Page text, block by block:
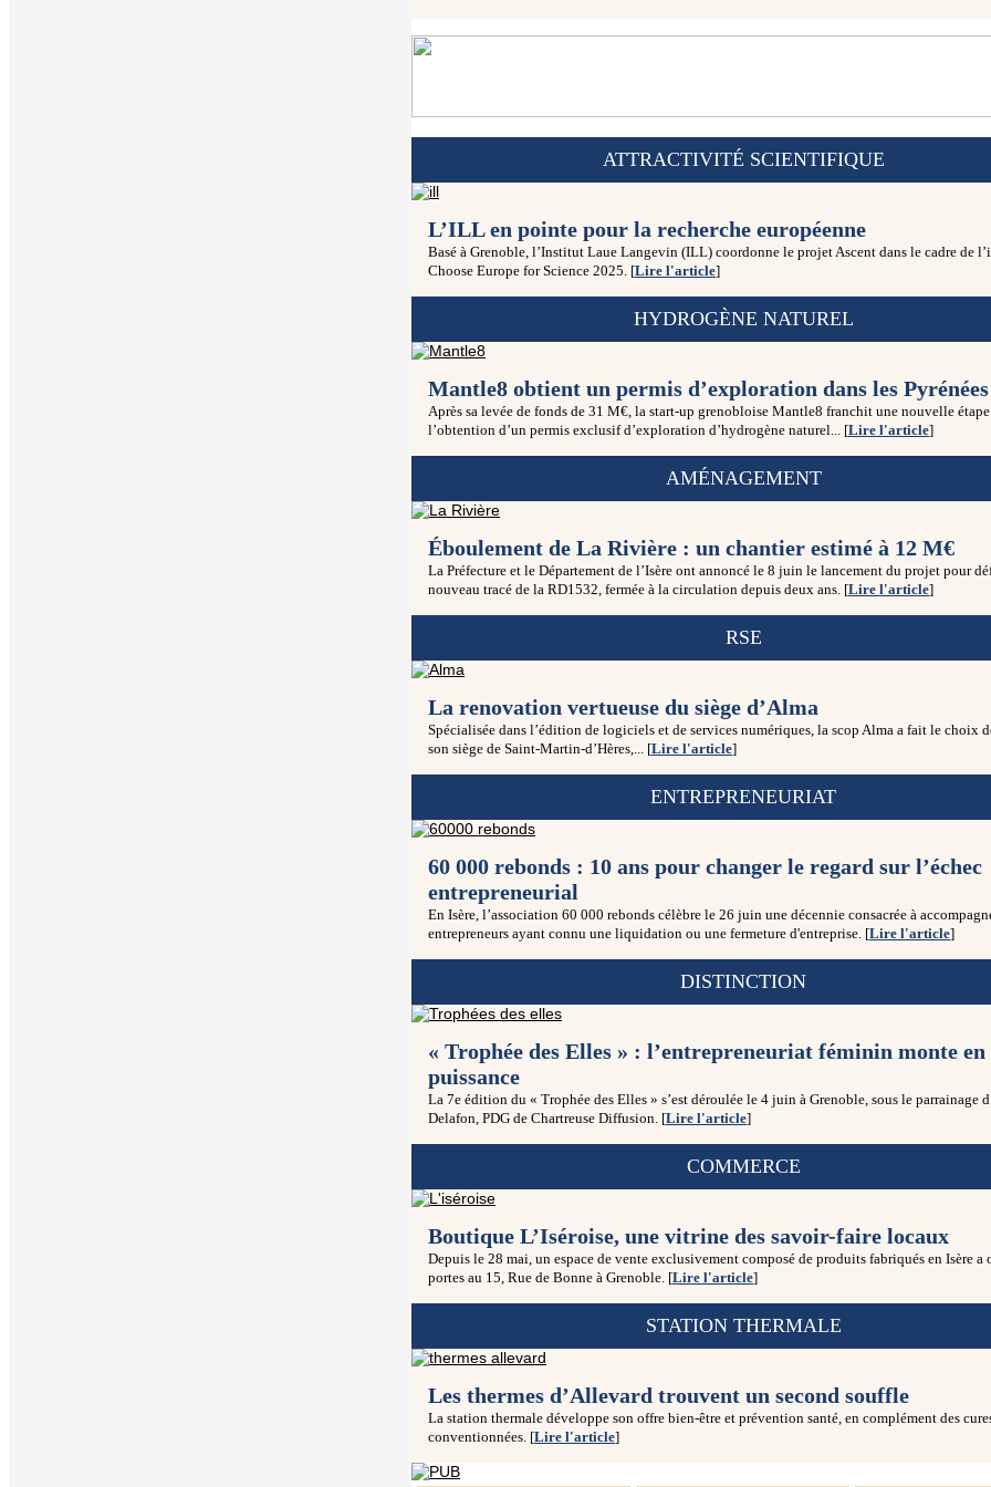
ATTRACTIVITÉ SCIENTIFIQUE
L’ILL en pointe pour la recherche européenne
Basé à Grenoble, l’Institut Laue Langevin (ILL) coordonne le projet Ascent dans le cadre de
Choose Europe for Science 2025. [Lire l'article]
HYDROGÈNE NATUREL
Mantle8 obtient un permis d’exploration dans les Pyrénées
Après sa levée de fonds de 31 M€, la start-up grenobloise Mantle8 franchit une nouvelle
l’obtention d’un permis exclusif d’exploration d’hydrogène naturel... [Lire l'article]
AMÉNAGEMENT
Éboulement de La Rivière : un chantier estimé à 12 M€
La Préfecture et le Département de l’Isère ont annoncé le 8 juin le lancement du projet pour
nouveau tracé de la RD1532, fermée à la circulation depuis deux ans. [Lire l'article]
RSE
La renovation vertueuse du siège d’Alma
Spécialisée dans l’édition de logiciels et de services numériques, la scop Alma a fait le choix
son siège de Saint-Martin-d’Hères,... [Lire l'article]
ENTREPRENEURIAT
60 000 rebonds : 10 ans pour changer le regard sur l’échec
entrepreneurial
En Isère, l’association 60 000 rebonds célèbre le 26 juin une décennie consacrée à
entrepreneurs ayant connu une liquidation ou une fermeture d'entreprise. [Lire l'article]
DISTINCTION
« Trophée des Elles » : l’entrepreneuriat féminin monte en
puissance
La 7e édition du « Trophée des Elles » s’est déroulée le 4 juin à Grenoble, sous le parrainage
Delafon, PDG de Chartreuse Diffusion. [Lire l'article]
COMMERCE
Boutique L’Iséroise, une vitrine des savoir-faire locaux
Depuis le 28 mai, un espace de vente exclusivement composé de produits fabriqués en Isère a
portes au 15, Rue de Bonne à Grenoble. [Lire l'article]
STATION THERMALE
Les thermes d’Allevard trouvent un second souffle
La station thermale développe son offre bien-être et prévention santé, en complément des
conventionnées. [Lire l'article]